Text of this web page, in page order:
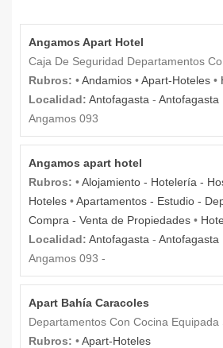
Angamos Apart Hotel
Caja De Seguridad Departamentos
Rubros: •Andamios •Apart-Hoteles •
Localidad: Antofagasta - Antofagasta
Angamos 093
Angamos apart hotel
Rubros: •Alojamiento - Hotelería -
Hoteles •Apartamentos - Estudio -
Compra - Venta de Propiedades •
Localidad: Antofagasta - Antofagasta
Angamos 093 -
Apart Bahía Caracoles
Departamentos Con Cocina Equipada
Rubros: •Apart-Hoteles